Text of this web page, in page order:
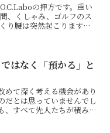
の押方です。重い
、くしゃみ、ゴルフのス
り腰は突然起こります
動し...
ではなく「預かる」と
めて深く考える機会があり
だとは思っていませんでし
、すべて先人たちが積み重